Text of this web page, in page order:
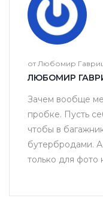
от Любомир
ЛЮБОМИР
Зачем вообще
пробке. Пусть
чтобы в
бутербродами.
только для фото